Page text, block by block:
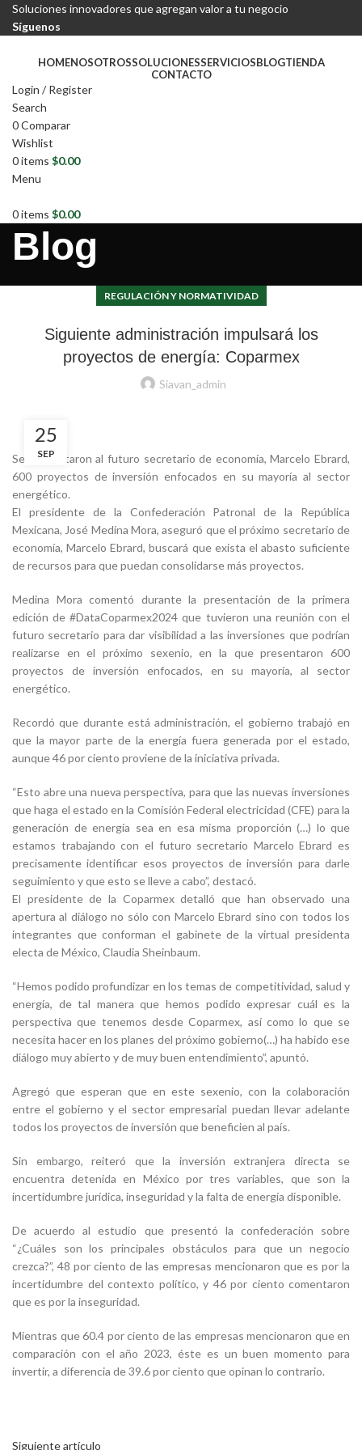
Soluciones innovadores que agregan valor a tu negocio
Síguenos
HOMENOSOTROSSOLUCIONESSERVICIOSBLOGTIENDA
CONTACTO
Login / Register
Search
0Comparar
Wishlist
0items $0.00
Menu
0items $0.00
Blog
REGULACIÓN Y NORMATIVIDAD
Siguiente administración impulsará los
proyectos de energía: Coparmex
Siavan_admin
25
SEP
Se presentaron al futuro secretario de economía, Marcelo Ebrard,
600 proyectos de inversión enfocados en su mayoría al sector
energético.
El presidente de la Confederación Patronal de la República
Mexicana, José Medina Mora, aseguró que el próximo secretario de
economía, Marcelo Ebrard, buscará que exista el abasto suficiente
de recursos para que puedan consolidarse más proyectos.
Medina Mora comentó durante la presentación de la primera
edición de #DataCoparmex2024 que tuvieron una reunión con el
futuro secretario para dar visibilidad a las inversiones que podrían
realizarse en el próximo sexenio, en la que presentaron 600
proyectos de inversión enfocados, en su mayoría, al sector
energético.
Recordó que durante está administración, el gobierno trabajó en
que la mayor parte de la energía fuera generada por el estado,
aunque 46 por ciento proviene de la iniciativa privada.
“Esto abre una nueva perspectiva, para que las nuevas inversiones
que haga el estado en la Comisión Federal electricidad (CFE) para la
generación de energía sea en esa misma proporción (…) lo que
estamos trabajando con el futuro secretario Marcelo Ebrard es
precisamente identificar esos proyectos de inversión para darle
seguimiento y que esto se lleve a cabo”, destacó.
El presidente de la Coparmex detalló que han observado una
apertura al diálogo no sólo con Marcelo Ebrard sino con todos los
integrantes que conforman el gabinete de la virtual presidenta
electa de México, Claudia Sheinbaum.
“Hemos podido profundizar en los temas de competitividad, salud y
energía, de tal manera que hemos podido expresar cuál es la
perspectiva que tenemos desde Coparmex, así como lo que se
necesita hacer en los planes del próximo gobierno(…) ha habido ese
diálogo muy abierto y de muy buen entendimiento”, apuntó.
Agregó que esperan que en este sexenio, con la colaboración
entre el gobierno y el sector empresarial puedan llevar adelante
todos los proyectos de inversión que beneficien al país.
Sin embargo, reiteró que la inversión extranjera directa se
encuentra detenida en México por tres variables, que son la
incertidumbre jurídica, inseguridad y la falta de energía disponible.
De acuerdo al estudio que presentó la confederación sobre
“¿Cuáles son los principales obstáculos para que un negocio
crezca?”, 48 por ciento de las empresas mencionaron que es por la
incertidumbre del contexto político, y 46 por ciento comentaron
que es por la inseguridad.
Mientras que 60.4 por ciento de las empresas mencionaron que en
comparación con el año 2023, éste es un buen momento para
invertir, a diferencia de 39.6 por ciento que opinan lo contrario.
Siguiente artículo